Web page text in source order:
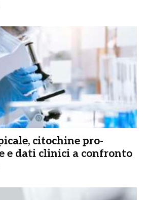
citochine pro-
e dati clinici a confronto